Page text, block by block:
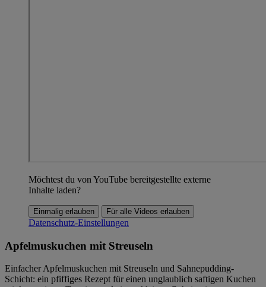
Möchtest du von YouTube bereitgestellte externe
Inhalte laden?
Einmalig erlauben Für alle Videos erlauben
Datenschutz-Einstellungen
Apfelmuskuchen mit Streuseln
Einfacher Apfelmuskuchen mit Streuseln und Sahnepudding-
Schicht: ein pfiffiges Rezept für einen unglaublich saftigen Kuchen